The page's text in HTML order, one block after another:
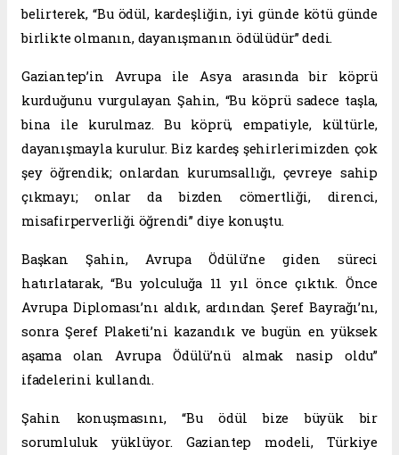
belirterek, “Bu ödül, kardeşliğin, iyi günde kötü günde
birlikte olmanın, dayanışmanın ödülüdür” dedi.
Gaziantep’in Avrupa ile Asya arasında bir köprü
kurduğunu vurgulayan Şahin, “Bu köprü sadece taşla,
bina ile kurulmaz. Bu köprü, empatiyle, kültürle,
dayanışmayla kurulur. Biz kardeş şehirlerimizden çok
şey öğrendik; onlardan kurumsallığı, çevreye sahip
çıkmayı; onlar da bizden cömertliği, direnci,
misafirperverliği öğrendi” diye konuştu.
Başkan Şahin, Avrupa Ödülü’ne giden süreci
hatırlatarak, “Bu yolculuğa 11 yıl önce çıktık. Önce
Avrupa Diploması’nı aldık, ardından Şeref Bayrağı’nı,
sonra Şeref Plaketi’ni kazandık ve bugün en yüksek
aşama olan Avrupa Ödülü’nü almak nasip oldu”
ifadelerini kullandı.
Şahin konuşmasını, “Bu ödül bize büyük bir
sorumluluk yüklüyor. Gaziantep modeli, Türkiye